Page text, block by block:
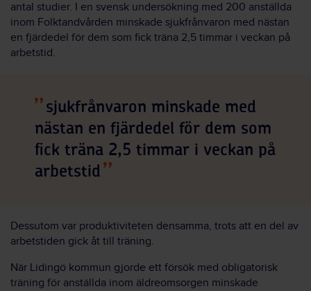
antal studier. I en svensk undersökning med 200 anställda
inom Folktandvården minskade sjukfrånvaron med nästan
en fjärdedel för dem som fick träna 2,5 timmar i veckan på
arbetstid.
sjukfrånvaron minskade med
nästan en fjärdedel för dem som
fick träna 2,5 timmar i veckan på
arbetstid
Dessutom var produktiviteten densamma, trots att en del av
arbetstiden gick åt till träning.
När Lidingö kommun gjorde ett försök med obligatorisk
träning för anställda inom äldreomsorgen minskade